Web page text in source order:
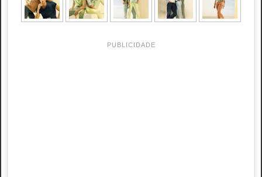
PUBLICIDADE